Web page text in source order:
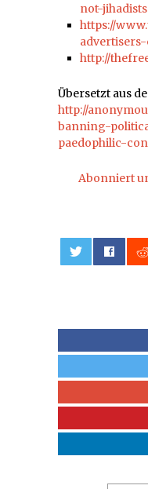
not-jihadists
https://
http://
Übersetzt aus
http://
banning-
paedophilic-
Abonniert